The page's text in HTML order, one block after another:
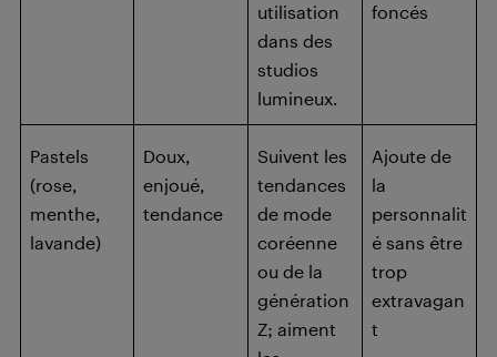
utilisation
dans des
studios
lumineux.
foncés
Pastels
(rose,
menthe,
lavande)
Doux,
enjoué,
tendance
Suivent les
tendances
de mode
coréenne
ou de la
génération
Z; aiment
Ajoute de
la
personnalit
é sans être
trop
extravagan
t